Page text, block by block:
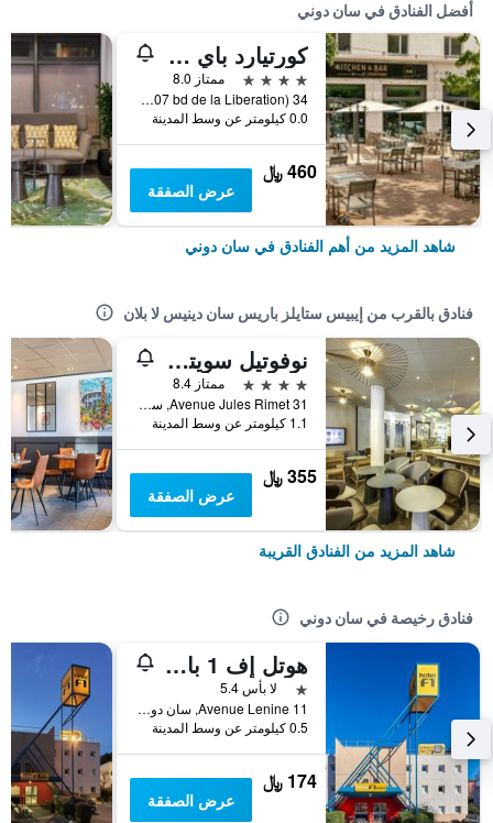
أفضل الفنادق في سان دوني
كورتيارد باي ماريوت باريس سانت دينيس
4 نجوم
ممتاز 8.0
34 bd de la Liberation, Zac Pleyel, (Gps adress: 107 bd de la Liberation), سان دوني, إقليم سين سان دوني, فرنسا
0.0 كيلومتر عن وسط المدينة
460 ﷼
عرض الصفقة
شاهد المزيد من أهم الفنادق في سان دوني
فنادق بالقرب من إيبيس ستايلز باريس سان دينيس لا بلان
نوفوتيل سويتس باريس ستاد دو فرانس
4 نجوم
ممتاز 8.4
31 Avenue Jules Rimet, سان دوني, إقليم سين سان دوني, فرنسا
1.1 كيلومتر عن وسط المدينة
355 ﷼
عرض الصفقة
شاهد المزيد من الفنادق القريبة
فنادق رخيصة في سان دوني
هوتل إف 1 باريس سانت دينيس يونيفرستي
نجمة واحدة
لا بأس 5.4
11 Avenue Lenine, سان دوني, إقليم سين سان دوني, فرنسا
0.5 كيلومتر عن وسط المدينة
174 ﷼
عرض الصفقة